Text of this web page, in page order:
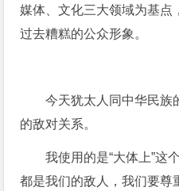
媒体、文化三大领域为基点
过去糟糕的公众形象。
今天犹太人同中华民族
的敌对关系。
我使用的是“大体上”这
都是我们的敌人，我们要尊